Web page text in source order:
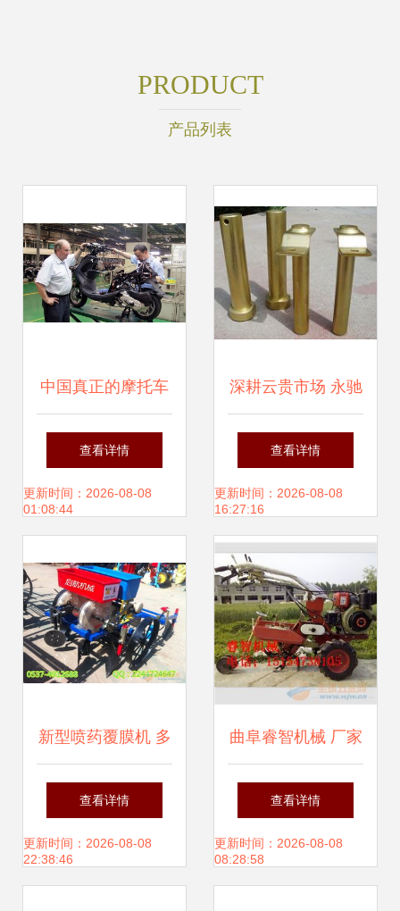
PRODUCT
产品列表
中国真正的摩托车
大王 销量力压宗
申、隆鑫，平均每
跨界农业机械销售
查看详情
更新时间：2026-08-08
01:08:44
深耕云贵市场 永驰
机电赋能现代农业
设备新篇章
查看详情
更新时间：2026-08-08
16:27:16
新型喷药覆膜机 多
功能播种覆膜机引
领农业机械化新变
查看详情
更新时间：2026-08-08
22:38:46
曲阜睿智机械 厂家
直销开沟机，专注
农业机械优质销售
查看详情
更新时间：2026-08-08
08:28:58